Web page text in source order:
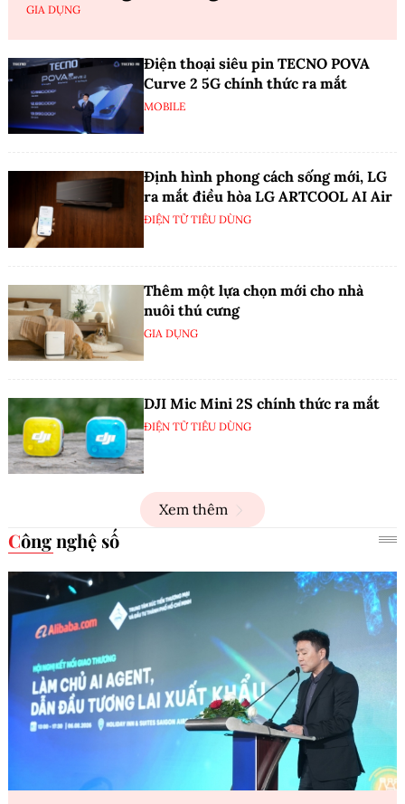
GIA DỤNG
Điện thoại siêu pin TECNO POVA
Curve 2 5G chính thức ra mắt
MOBILE
Định hình phong cách sống mới, LG
ra mắt điều hòa LG ARTCOOL AI Air
ĐIỆN TỬ TIÊU DÙNG
Thêm một lựa chọn mới cho nhà
nuôi thú cưng
GIA DỤNG
DJI Mic Mini 2S chính thức ra mắt
ĐIỆN TỬ TIÊU DÙNG
Xem thêm
Công nghệ số